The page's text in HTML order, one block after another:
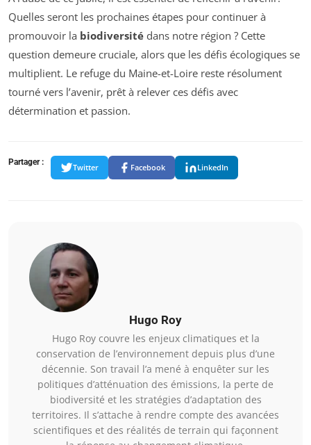
Quelles seront les prochaines étapes pour continuer à
promouvoir la biodiversité dans notre région ? Cette
question demeure cruciale, alors que les défis écologiques se
multiplient. Le refuge du Maine-et-Loire reste résolument
tourné vers l’avenir, prêt à relever ces défis avec
détermination et passion.
Partager :
Twitter Facebook LinkedIn
Hugo Roy
Hugo Roy couvre les enjeux climatiques et la
conservation de l’environnement depuis plus d’une
décennie. Son travail l’a mené à enquêter sur les
politiques d’atténuation des émissions, la perte de
biodiversité et les stratégies d’adaptation des
territoires. Il s’attache à rendre compte des avancées
scientifiques et des réalités de terrain qui façonnent